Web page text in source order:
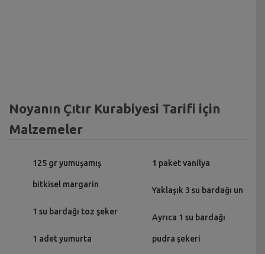
Noyanın Çıtır Kurabiyesi Tarifi için
Malzemeler
125 gr yumuşamış
bitkisel margarin
1 su bardağı toz şeker
1 adet yumurta
1 paket vanilya
Yaklaşık 3 su bardağı un
Ayrıca 1 su bardağı
pudra şekeri